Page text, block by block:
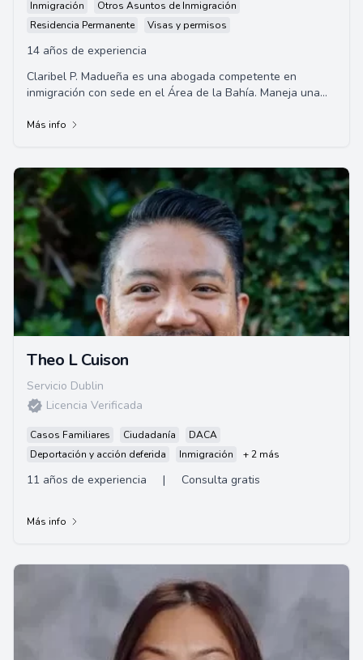
Inmigración
Otros Asuntos de Inmigración
Residencia Permanente
Visas y permisos
14 años de experiencia
Claribel P. Madueña es una abogada competente en
inmigración con sede en el Área de la Bahía. Maneja una
Más info
Theo L Cuison
Servicio Dublin
Licencia Verificada
Casos Familiares Ciudadanía
DACA
Deportación y acción deferida
Inmigración + 2 más
11 años de experiencia | Consulta gratis
Más info